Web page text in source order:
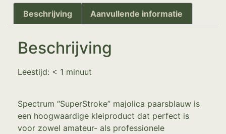
Beschrijving Aanvullende informatie
Beschrijving
Leestijd: < 1 minuut
Spectrum “SuperStroke” majolica paarsblauw is
een hoogwaardige kleiproduct dat perfect is
voor zowel amateur- als professionele